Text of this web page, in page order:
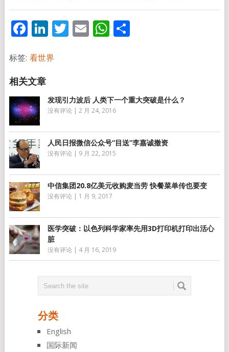
Facebook
LinkedIn
Twitter
EmailWhatsApp
分
标签: 看世界
发现引力波后 人类下一个重大突破是什么？
没有评论 | 2 月 24, 2016
人民日报微信公众号“目送”李嘉诚撤资
没有评论 | 9 月 22, 2015
中信集团20.8亿美元收购麦当劳 快餐菜单传也要变
没有评论 | 1 月 9, 2017
医学突破：以色列科学家率先用3D打印机打印出活心
脏
没有评论 | 4 月 16, 2019
分类
English
国际新闻